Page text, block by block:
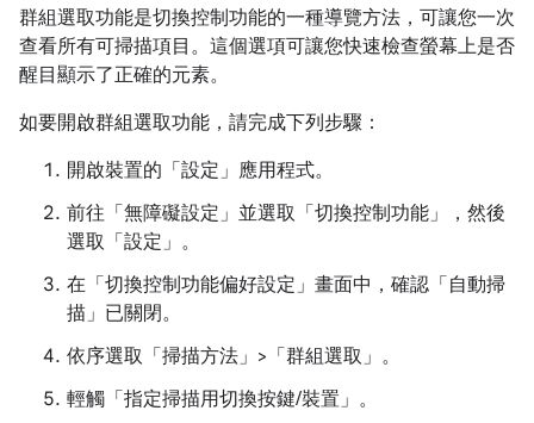
群組選取功能是切換控制功能的一種導覽方法，可讓您一次
查看所有可掃描項目。這個選項可讓您快速檢查螢幕上是否
醒目顯示了正確的元素。
如要開啟群組選取功能，請完成下列步驟：
開啟裝置的「設定」應用程式。
前往「無障礙設定」 並選取「切換控制功能」
，然後
選取「設定」 。
在「切換控制功能偏好設定」畫面中，確認「自動掃
描」 已關閉。
依序選取「掃描方法」>「群組選取」 。
輕觸「指定掃描用切換按鍵/裝置」 。